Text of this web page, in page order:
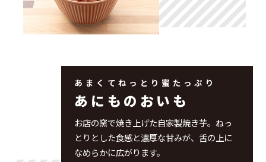
あまくてねっとり蜜たっぷり
あにものおいも
お店の窯で焼き上げた自家製焼き芋。ねっ
とりとした食感と濃厚な甘みが、舌の上に
なめらかに広がります。